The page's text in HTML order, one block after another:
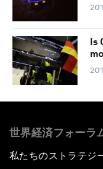
Is
世界経済フォーラ
私たちのストラテジ